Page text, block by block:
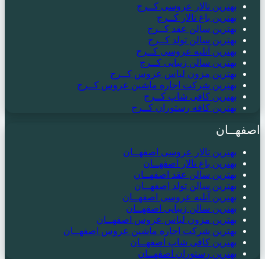
بهترین تالار عروسی کــرج
بهترین باغ تالار کــرج
بهترین سالن عقد کــرج
بهترین سالن تولد کــرج
بهترین آتلیه عروسی کــرج
بهترین سالن زیبایی کــرج
بهترین مزون لباس عروس کــرج
بهترین شرکت اجاره ماشین عروس کــرج
بهترین کافی شاپ کــرج
بهترین کافه رستوران کــرج
اصفهــان
بهترین تالار عروسی اصفهــان
بهترین باغ تالار اصفهــان
بهترین سالن عقد اصفهــان
بهترین سالن تولد اصفهــان
بهترین آتلیه عروسی اصفهــان
بهترین سالن زیبایی اصفهــان
بهترین مزون لباس عروس اصفهــان
بهترین شرکت اجاره ماشین عروس اصفهــان
بهترین کافی شاپ اصفهــان
بهترین رستوران اصفهــان